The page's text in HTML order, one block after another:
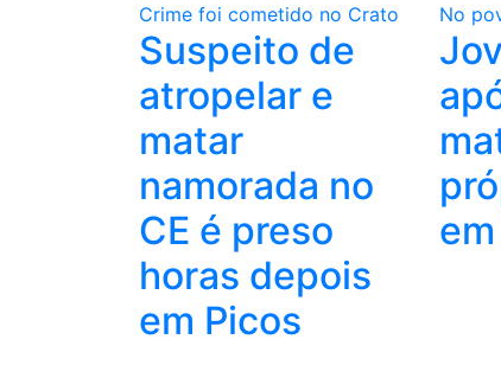
Crime foi cometido no Crato
Suspeito de
atropelar e
matar
namorada no
CE é preso
horas depois
em Picos
No